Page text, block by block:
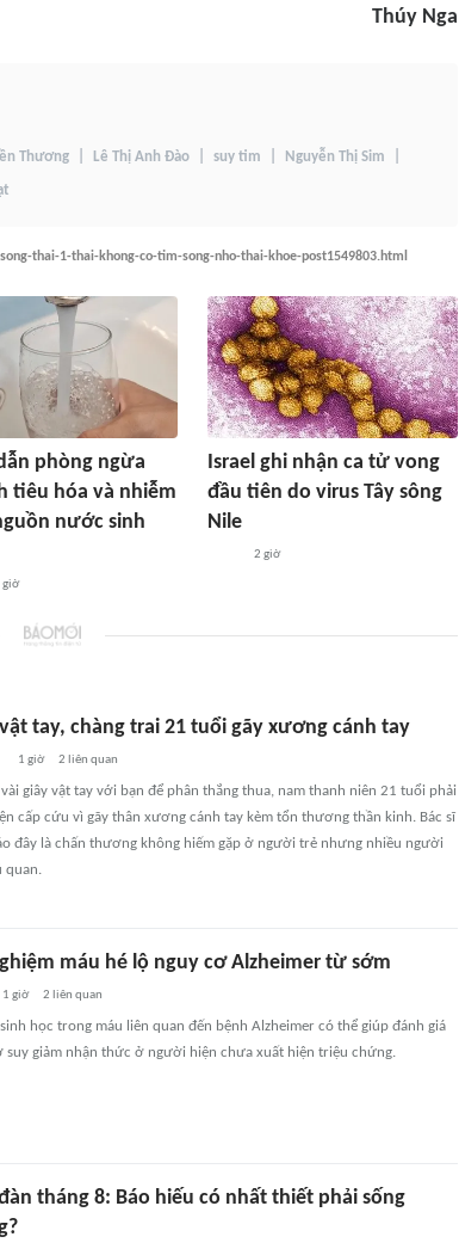
Thúy Nga
Thương Lê Thị Anh Đào suy tim Nguyễn Thị Sim
thai-1-thai-khong-co-tim-song-nho-thai-khoe-post1549803.html
phòng ngừa
tiêu hóa và nhiễm
nước sinh
giờ
Israel ghi nhận ca tử vong
đầu tiên do virus Tây sông
Nile
2 giờ
tay, chàng trai 21 tuổi gãy xương cánh tay
1 giờ 2 liên quan
vài giây vật tay với bạn để phân thắng thua, nam thanh niên 21 tuổi phải
cấp cứu vì gãy thân xương cánh tay kèm tổn thương thần kinh. Bác sĩ
đây là chấn thương không hiếm gặp ở người trẻ nhưng nhiều người
quan.
máu hé lộ nguy cơ Alzheimer từ sớm
1 giờ 2 liên quan
học trong máu liên quan đến bệnh Alzheimer có thể giúp đánh giá
suy giảm nhận thức ở người hiện chưa xuất hiện triệu chứng.
tháng 8: Báo hiếu có nhất thiết phải sống